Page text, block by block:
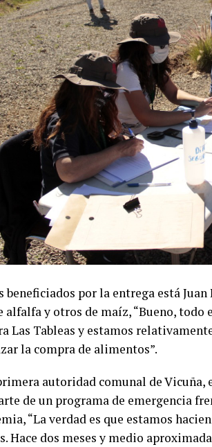
beneficiados por la entrega está
alfalfa y otros de maíz, “Bueno, todo
Las Tableas y estamos
la compra de alimentos”.
autoridad comunal de Vicuña,
de un programa de emergencia
“La verdad es que estamos
Hace dos meses y medio